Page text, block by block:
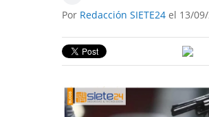
Por Redacción SIETE24 el 13/